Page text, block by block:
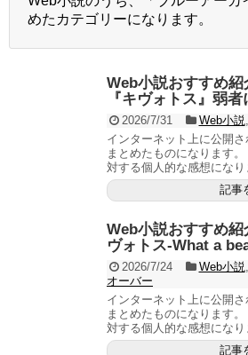
Powered by livedoor 相互RSS
めたカテゴリーになります。
Web小説おすすめ
『キヴォトス』弱者
2026/7/31 Web小説,
インターネット上に公開
まとめたものになります
対する個人的な感想にな
記事
Web小説おすすめ
ヴォトス-What a
2026/7/24 Web小説,
オーバー
インターネット上に公開
まとめたものになります
対する個人的な感想にな
記事